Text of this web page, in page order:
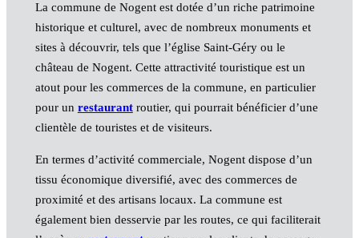
La commune de Nogent est dotée d’un riche patrimoine
historique et culturel, avec de nombreux monuments et
sites à découvrir, tels que l’église Saint-Géry ou le
château de Nogent. Cette attractivité touristique est un
atout pour les commerces de la commune, en particulier
pour un restaurantroutier, qui pourrait bénéficier d’une
clientèle de touristes et de visiteurs.
En termes d’activité commerciale, Nogent dispose d’un
tissu économique diversifié, avec des commerces de
proximité et des artisans locaux. La commune est
également bien desservie par les routes, ce qui faciliterait